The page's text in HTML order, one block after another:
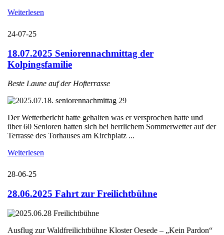
Weiterlesen
24-07-25
18.07.2025 Seniorennachmittag der
Kolpingsfamilie
Beste Laune auf der Hofterrasse
Der Wetterbericht hatte gehalten was er versprochen hatte und
über 60 Senioren hatten sich bei herrlichem Sommerwetter auf der
Terrasse des Torhauses am Kirchplatz ...
Weiterlesen
28-06-25
28.06.2025 Fahrt zur Freilichtbühne
Ausflug zur Waldfreilichtbühne Kloster Oesede – „Kein Pardon“